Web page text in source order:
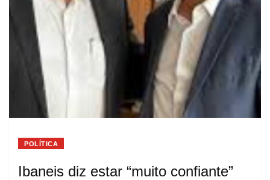
POLÍTICA
Ibaneis diz estar “muito confiante”